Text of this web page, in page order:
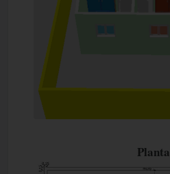
Planta